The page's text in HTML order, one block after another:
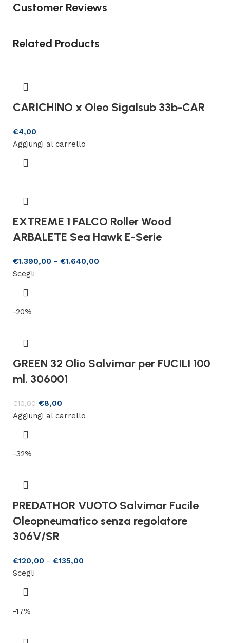
Customer Reviews
Related Products
CARICHINO x Oleo Sigalsub 33b-CAR
€4,00
Aggiungi al carrello
EXTREME 1 FALCO Roller Wood
ARBALETE Sea Hawk E-Serie
€1.390,00 - €1.640,00
Scegli
-20%
GREEN 32 Olio Salvimar per FUCILI 100
ml. 306001
€10,00 €8,00
Aggiungi al carrello
-32%
PREDATHOR VUOTO Salvimar Fucile
Oleopneumatico senza regolatore
306V/SR
€120,00 - €135,00
Scegli
-17%